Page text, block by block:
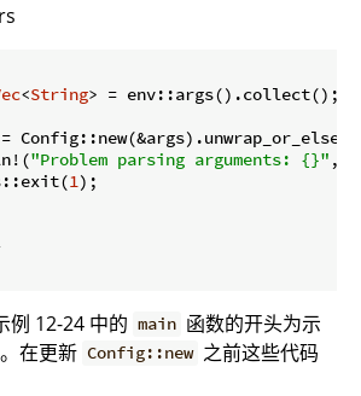
<String> = env::args().collect();
"Problem parsing arguments: {}" ,
1);
例 12-24 中的 main 函数的开头为示
在更新 Config::new 之前这些代码